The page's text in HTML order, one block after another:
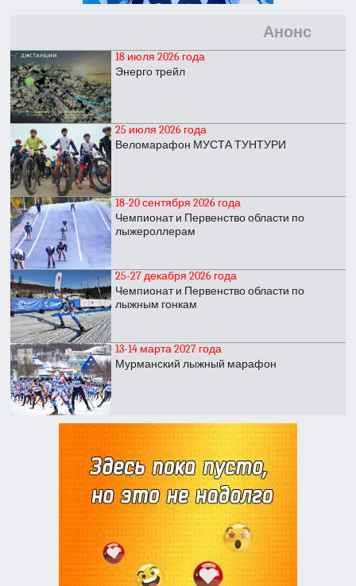
Анонс
18 июля 2026 года
Энерго трейл
25 июля 2026 года
Веломарафон МУСТА ТУНТУРИ
18-20 сентября 2026 года
Чемпионат и Первенство области по
лыжероллерам
25-27 декабря 2026 года
Чемпионат и Первенство области по
лыжным гонкам
13-14 марта 2027 года
Мурманский лыжный марафон